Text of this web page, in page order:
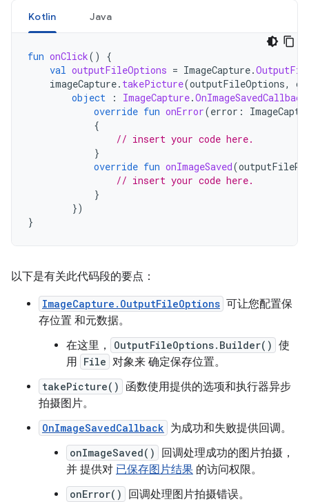
Kotlin Java
fun onClick()
{
val outputFileOptions = ImageCapture.
imageCapture. takePicture(outputFileOptions,
object
: ImageCapture.OnImageSavedCallback
override fun onError(error :
{
// insert your code here.
}
override fun onImageSaved(
// insert your code here.
}
})
}
以下是有关此代码段的要点：
ImageCapture.OutputFileOptions 可让您配置保
存位置 和元数据。
在这里，
OutputFileOptions.Builder() 使
用 File 对象来 确定保存位置。
takePicture()
函数使用提供的选项和执行器异步
拍摄图片。
OnImageSavedCallback 为成功和失败提供回调。
onImageSaved()
回调处理成功的图片拍摄，
并 提供对 已保存图片结果 的访问权限。
onError() 回调处理图片拍摄错误。